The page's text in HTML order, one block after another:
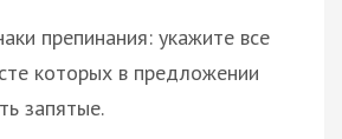
препинания: укажите все
которых в предложении
запятые.